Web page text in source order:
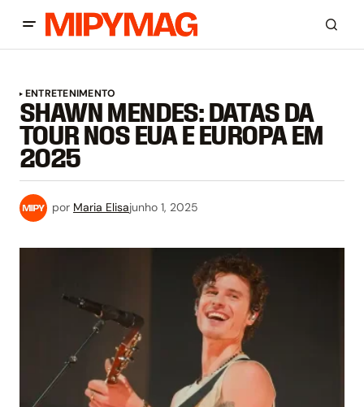
ENTRETENIMENTO
SHAWN MENDES: DATAS DA
TOUR NOS EUA E EUROPA EM
2025
por Maria Elisajunho 1, 2025